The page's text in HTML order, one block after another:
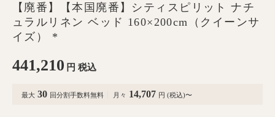
【廃番】【本国廃番】シティスピリット ナチ
ュラルリネン ベッド 160×200cm（クイーンサ
イズ） *
441,210 円 税込
最大 30 回分割手数料無料 月々 14,707 円 (税込)〜